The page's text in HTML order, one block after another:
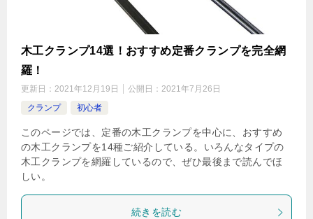
木工クランプ14選！おすすめ定番クランプを完全網
羅！
更新日： 2021年12月19日 公開日： 2021年7月26日
クランプ
初心者
このページでは、定番の木工クランプを中心に、おすすめ
の木工クランプを14種ご紹介している。いろんなタイプの
木工クランプを網羅しているので、ぜひ最後まで読んでほ
しい。
続きを読む